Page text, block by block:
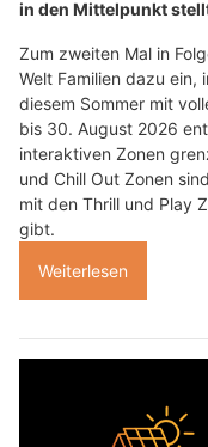
in den Mittelpunkt
Zum zweiten Mal in
Welt Familien dazu ein,
diesem Sommer mit
bis 30. August 2026
interaktiven Zonen
und Chill Out Zonen
mit den Thrill und Play
gibt.
Weiterlesen